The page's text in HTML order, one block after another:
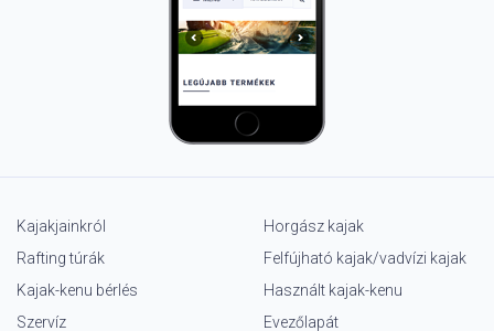
Kajakjainkról
Rafting túrák
Kajak-kenu bérlés
Szervíz
Horgász kajak
Felfújható kajak/vadvízi kajak
Használt kajak-kenu
Evezőlapát